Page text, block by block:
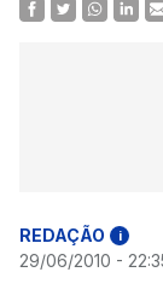
REDAÇÃO i
29/06/2010 -